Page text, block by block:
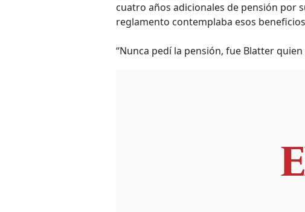
cuatro años adicionales de pensión por
reglamento contemplaba esos
“Nunca pedí la pensión, fue Blatter quien